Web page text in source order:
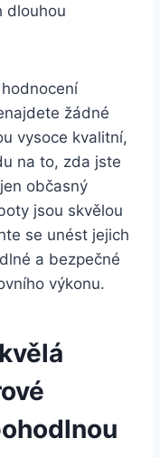
dlouhou
žádné
vysoce kvalitní,
na ⁢to, zda jste
⁣občasný⁣
jsou skvělou
⁤se unést jejich
a bezpečné
výkonu.